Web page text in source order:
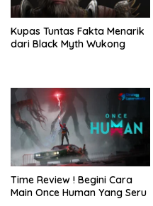
Kupas Tuntas Fakta Menarik
dari Black Myth Wukong
Time Review ! Begini Cara
Main Once Human Yang Seru